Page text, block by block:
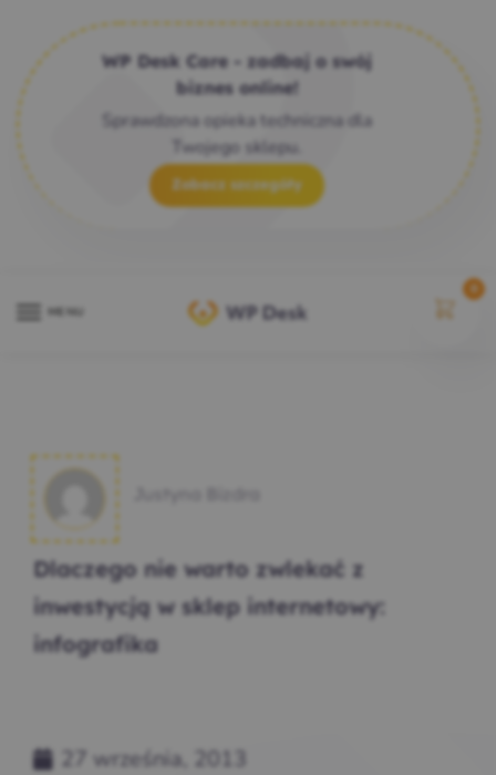
WP Desk Care - zadbaj o swój
biznes online!
Sprawdzona opieka techniczna dla
Twojego sklepu.
Zobacz szczegóły
Dlaczego nie warto zwlekać z
inwestycją w sklep internetowy:
infografika
27 września, 2013